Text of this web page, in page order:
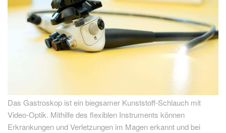
Das Gastroskop ist ein biegsamer Kunststoff-Schlauch mit
Video-Optik. Mithilfe des flexiblen Instruments können
Erkrankungen und Verletzungen im Magen erkannt und bei